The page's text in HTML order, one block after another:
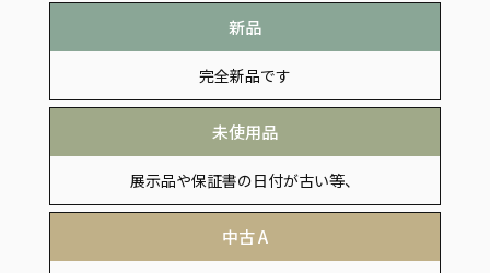
新品
完全新品です
未使用品
展示品や保証書の日付が古い等、
付属品の欠品がある商品
中古 A